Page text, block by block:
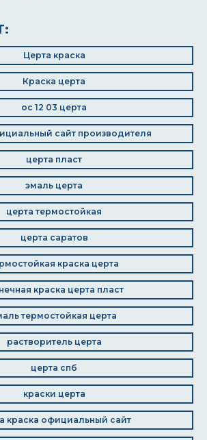
Церта краска
Краска церта
ос 12 03 церта
сайт производителя
церта пласт
эмаль церта
церта термостойкая
церта саратов
краска церта
краска церта пласт
термостойкая церта
растворитель церта
церта спб
краски церта
краска официальный сайт